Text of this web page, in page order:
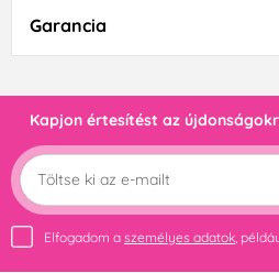
Garancia
Kapjon értesítést az
Elfogadom a személyes adatok ,